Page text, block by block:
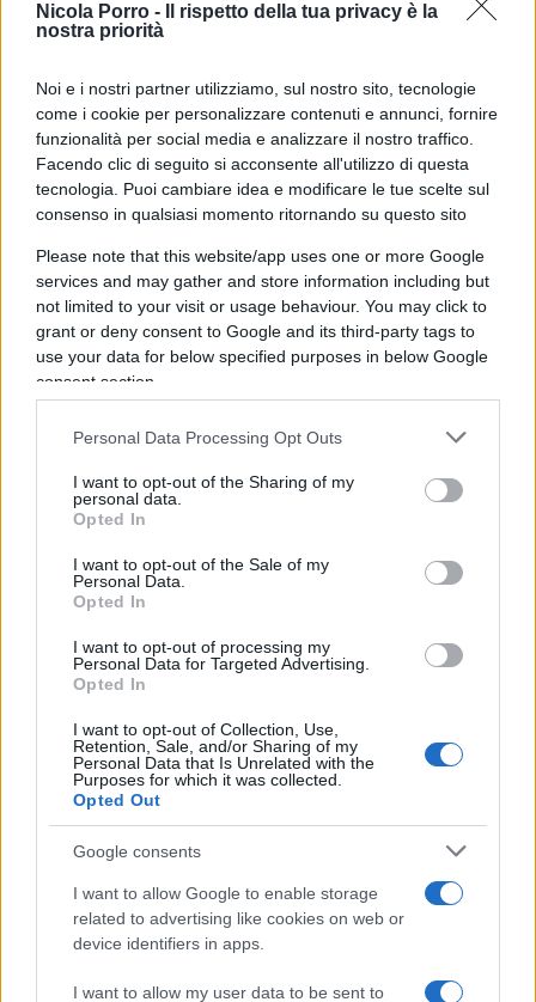
Nicola Porro -
Il rispetto della tua privacy è la
nostra priorità
Noi e i nostri partner utilizziamo, sul nostro sito, tecnologie
come i cookie per personalizzare contenuti e annunci, fornire
funzionalità per social media e analizzare il nostro traffico.
Facendo clic di seguito si acconsente all'utilizzo di questa
tecnologia. Puoi cambiare idea e modificare le tue scelte sul
consenso in qualsiasi momento ritornando su questo sito
Please note that this website/app uses one or more Google
services and may gather and store information including but
not limited to your visit or usage behaviour. You may click to
grant or deny consent to Google and its third-party tags to
use your data for below specified purposes in below Google
consent section.
Personal Data Processing Opt Outs
I want to opt-out of the Sharing of my
personal data.
Opted In
I want to opt-out of the Sale of my
Personal Data.
Opted In
I want to opt-out of processing my
Personal Data for Targeted Advertising.
Opted In
I want to opt-out of Collection, Use,
Retention, Sale, and/or Sharing of my
Personal Data that Is Unrelated with the
Purposes for which it was collected.
Opted Out
Google consents
I want to allow Google to enable storage
related to advertising like cookies on web or
device identifiers in apps.
I want to allow my user data to be sent to
“Qui non ci sente nessuno…”. Quei
Becciu
diLuigi Bisignani
23 Settembre 2025, 17:15
“Il Vaticano non parla di genocidio”.
Papa Leone XIV scontenta Pro Pal e
diRedazione
18 Settembre 2025, 18:30